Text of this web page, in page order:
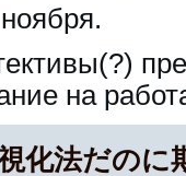
на
化法だのに